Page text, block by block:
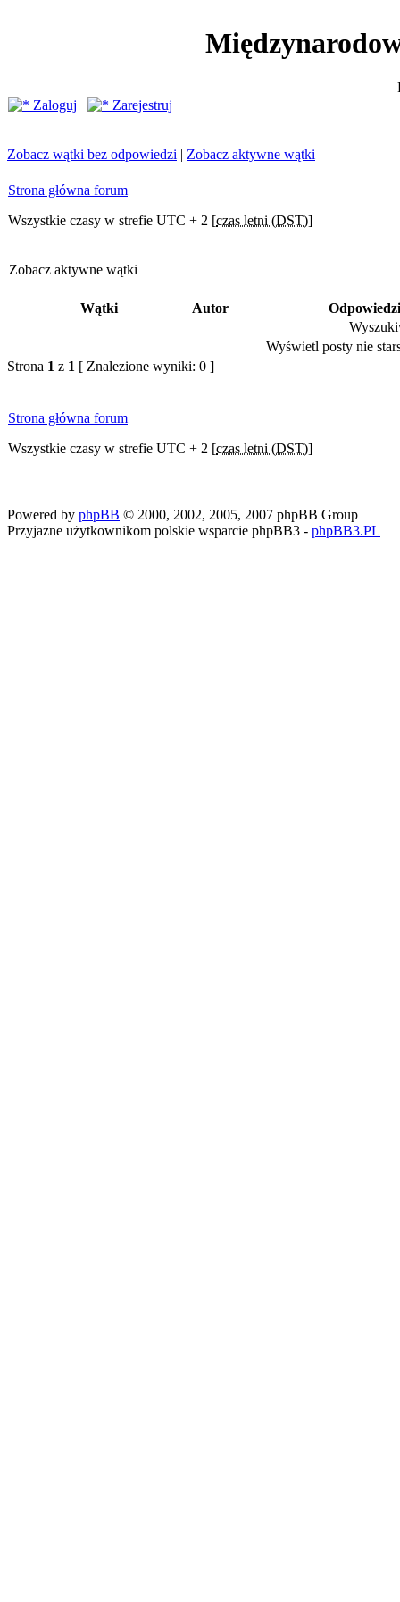
Zaloguj
Zarejestruj
Zobacz wątki bez odpowiedzi | Zobacz aktywne wątki
Strona główna forum
Wszystkie czasy w strefie UTC + 2 [czas letni (DST)]
Zobacz aktywne wątki
Wątki Autor
Wyświetl posty nie
Strona 1 z 1 [ Znalezione wyniki: 0 ]
Strona główna forum
Wszystkie czasy w strefie UTC + 2 [czas letni (DST)]
Powered by phpBB © 2000, 2002, 2005, 2007 phpBB Group
Przyjazne użytkownikom polskie wsparcie phpBB3 - phpBB3.PL